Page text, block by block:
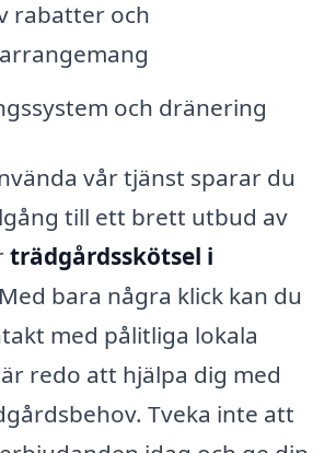
rabatter och
och dränering
vår tjänst sparar du
till ett brett utbud av
trädgårdsskötsel i
bara några klick kan du
med pålitliga lokala
redo att hjälpa dig med
Tveka inte att